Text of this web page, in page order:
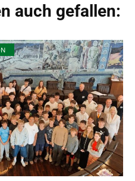
auch gefallen: